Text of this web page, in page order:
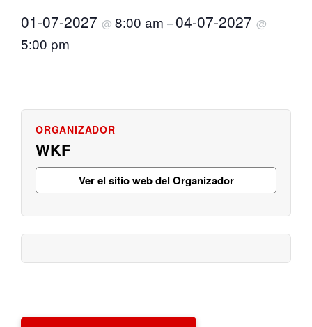
01-07-2027 @ 8:00 am – 04-07-2027 @
5:00 pm
WKF
Ver el sitio web del Organizador